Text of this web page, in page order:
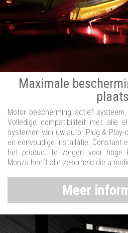
Maximale
plaats
Motor bescherming actief systeem,
Volledige compatibiliteit met alle
systemen van uw auto. Plug &
en eenvoudige installatie. Constant
het product te zorgen voor hoge
Monza heeft alle zekerheid die u
Meer